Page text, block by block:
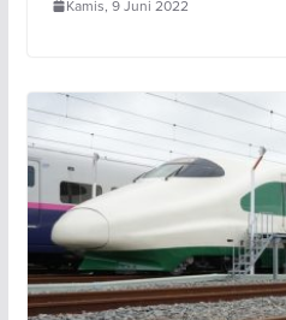
Kamis, 9 Juni 2022